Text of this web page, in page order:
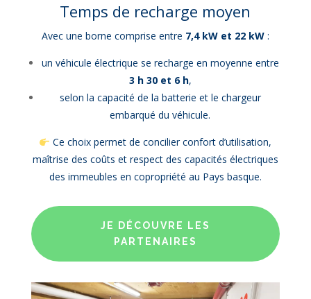
Temps de recharge moyen
Avec une borne comprise entre 7,4 kW et 22 kW:
un véhicule électrique se recharge en moyenne entre
3 h 30 et 6 h,
selon la capacité de la batterie et le chargeur
embarqué du véhicule.
Ce choix permet de concilier confort d’utilisation,
maîtrise des coûts et respect des capacités électriques
des immeubles en copropriété au Pays basque.
JE DÉCOUVRE LES
PARTENAIRES